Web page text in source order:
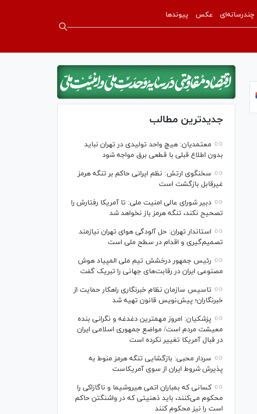
چندرسانه‌ای عکس پیوندها
جدیدترین مطالب
معتمدیان: هیچ واحد تولیدی در تهران نباید
بدون اطلاع قبلی با قطعی برق مواجه شود
سخنگوی ارتش: نظم ایرانی حاکم بر تنگه هرمز
غیرقابل بازگشت است
دبیر شورای عالی امنیت ملی: تا آمریکا رفتارش را
تصحیح نکند، تنگه هرمز باز نخواهد شد
استاندار تهران: حل آلودگی هوای تهران نیازمند
تصمیم‌گیری و اقدام در سطح ملی است
رئیس جمهور درخشش تیم ملی المپیاد هوش
مصنوعی ایران در رقابت‌های جهانی را تبریک گفت
تاسیس سازمان نظام خبرنگاری راهکار حمایت از
خبرنگاران؛ پیش‌نویس قانون تهیه شد
پزشکیان: امروز مهمترین دغدغه و نگرانی بنده
معیشت مردم است/ مواضع جمهوری اسلامی ایران
در قبال آمریکا تغییر نکرده است
سردار محبی: بازگشایی تنگه هرمز منوط به
پذیرش شروط ایران از سوی آمریکاست
کسانی که بمباران اتمی هیروشیما و ناگازاکی را
محکوم می‌کنند، باید ذهنیتی که در واشنگتن حاکم
است را نیز محکوم کنند